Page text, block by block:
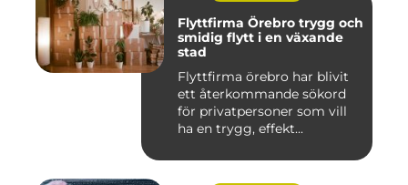
Flyttfirma Örebro trygg och
smidig flytt i en växande
stad
Flyttfirma örebro har blivit
ett återkommande sökord
för privatpersoner som vill
ha en trygg, effekt...